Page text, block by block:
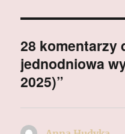
28 komentarzy
jednodniowa
2025)”